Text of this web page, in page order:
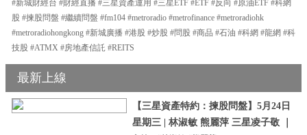
#新城財經台 #財經直播 #三星資產運用 #三星ETF #ETF #反向 #原油ETF #科網
股 #揀股問盤 #繼續問盤 #fm104 #metroradio #metrofinance #metroradiohk
#metroradiohongkong #新城廣播 #港股 #炒股 #問股 #商品 #石油 #科網 #龍網 #科
技股 #ATMX #房地產信託 #REITS
最新上線
【三星資產特約：揀股問盤】5月24日
星期三 | 林淑敏 熊麗萍 三星凌子敬 ｜